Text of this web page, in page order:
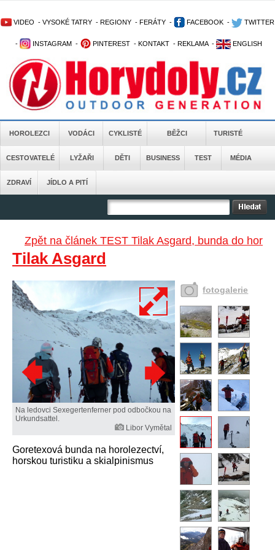
VIDEO - VYSOKÉ TATRY - REGIONY - FERÁTY - FACEBOOK - TWITTER
- INSTAGRAM - PINTEREST - KONTAKT - REKLAMA - ENGLISH
HOROLEZCI VODÁCI CYKLISTÉ BĚŽCI TURISTÉ
CESTOVATELÉ LYŽAŘI DĚTI BUSINESS TEST MÉDIA
ZDRAVÍ JÍDLO A PITÍ
Zpět na článek TEST Tilak Asgard, bunda do hor
Tilak Asgard
Na ledovci Sexegertenferner pod odbočkou na
Urkundsattel.
Libor Vymětal
Goretexová bunda na horolezectví,
horskou turistiku a skialpinismus
fotogalerie